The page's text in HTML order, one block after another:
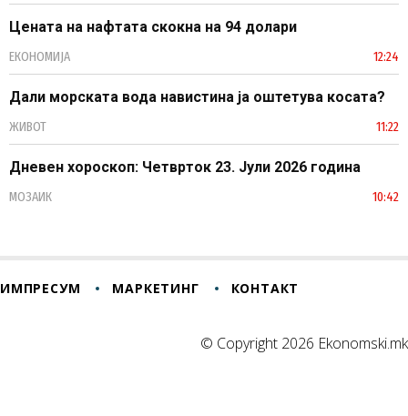
Цената на нафтата скокна на 94 долари
ЕКОНОМИЈА 12:24
Дали морската вода навистина ја оштетува косата?
ЖИВОТ 11:22
Дневен хороскоп: Четврток 23. Јули 2026 година
МОЗАИК 10:42
ИМПРЕСУМ МАРКЕТИНГ КОНТАКТ
© Copyright 2026 Ekonomski.mk